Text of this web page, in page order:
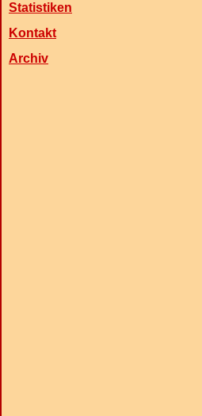
Statistiken
Kontakt
Archiv